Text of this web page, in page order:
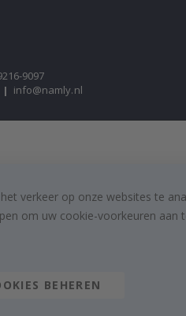
9097
| info@namly.nl
verkeer op onze websites te
om uw cookie-voorkeuren
BEHEREN